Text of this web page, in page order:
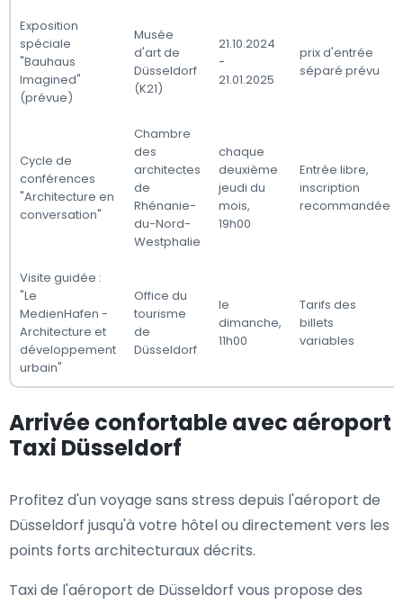
Exposition
spéciale
"Bauhaus
Imagined"
(prévue)
Musée
d'art de
Düsseldorf
(K21)
21.10.2024
-
21.01.2025
prix d'entrée
séparé prévu
Cycle de
conférences
"Architecture en
conversation"
Chambre
des
architectes
de
Rhénanie-
du-Nord-
Westphalie
chaque
deuxième
jeudi du
mois,
19h00
Entrée libre,
inscription
recommandée
Visite guidée :
"Le
MedienHafen -
Architecture et
développement
urbain"
Office du
tourisme
de
Düsseldorf
le
dimanche,
11h00
Tarifs des
billets
variables
Arrivée confortable avec aéroport
Taxi Düsseldorf
Profitez d'un voyage sans stress depuis l'aéroport de
Düsseldorf jusqu'à votre hôtel ou directement vers les
points forts architecturaux décrits.
Taxi de l'aéroport de Düsseldorf vous propose des